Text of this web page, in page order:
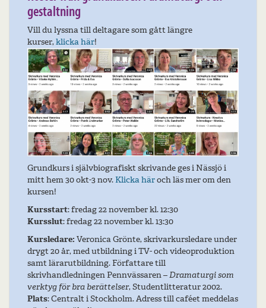
gestaltning
Vill du lyssna till deltagare som gått längre
kurser,klicka här!
Grundkurs i självbiografiskt skrivande ges i Nässjö i
mitt hem 30 okt-3 nov.Klicka häroch läs mer om den
kursen!
Kursstart: fredag 22 november kl. 12:30
Kursslut: fredag 22 november kl. 13:30
Kursledare: Veronica Grönte, skrivarkursledare under
drygt 20 år, med utbildning i TV- och videoproduktion
samt lärarutbildning. Författare till
skrivhandledningen Pennvässaren –Dramaturgi som
verktyg för bra berättelser, Studentlitteratur 2002.
Plats: Centralt i Stockholm. Adress till caféet meddelas